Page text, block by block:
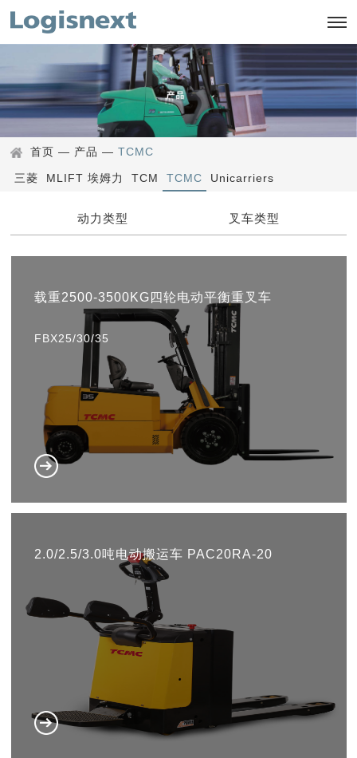
首页 — 产品 —TCMC
三菱 MLIFT 埃姆力 TCM TCMC Unicarriers
动力类型 叉车类型
载重2500-3500KG四轮电动平衡重叉车
FBX25/30/35
2.0/2.5/3.0吨电动搬运车 PAC20RA-20